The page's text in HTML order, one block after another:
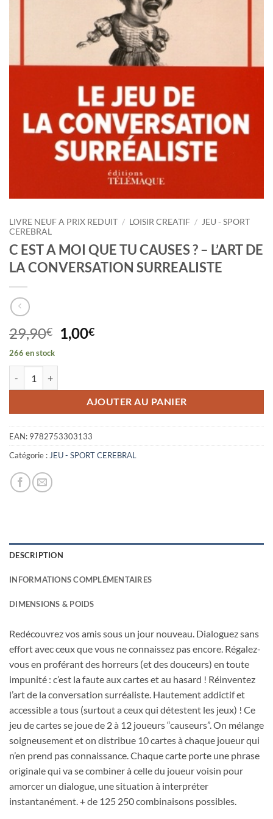
LIVRE NEUF A PRIX REDUIT / LOISIR CREATIF /
JEU - SPORT
CEREBRAL
C EST A MOI QUE TU CAUSES ? – L’ART DE
LA CONVERSATION SURREALISTE
29,90€
Le
prix
29,90€.
1,00€Le
1,00€.
266 en stock
AJOUTER AU PANIER
EAN: 9782753303133
Catégorie : JEU - SPORT CEREBRAL
DESCRIPTION
INFORMATIONS COMPLÉMENTAIRES
DIMENSIONS & POIDS
Redécouvrez vos amis sous un jour nouveau. Dialoguez sans
effort avec ceux que vous ne connaissez pas encore. Régalez-
vous en proférant des horreurs (et des douceurs) en toute
impunité : c’est la faute aux cartes et au hasard ! Réinventez
l’art de la conversation surréaliste. Hautement addictif et
accessible a tous (surtout a ceux qui détestent les jeux) ! Ce
jeu de cartes se joue de 2 à 12 joueurs “causeurs”. On mélange
soigneusement et on distribue 10 cartes à chaque joueur qui
n’en prend pas connaissance. Chaque carte porte une phrase
originale qui va se combiner à celle du joueur voisin pour
amorcer un dialogue, une situation à interpréter
instantanément. + de 125 250 combinaisons possibles.